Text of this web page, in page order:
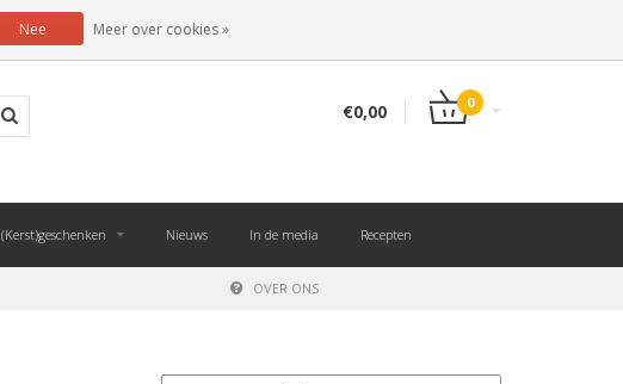
NL
€0,00 0
(Kerst)geschenken Nieuws In de media Recepten
OVER ONS
Nee Meer over cookies »